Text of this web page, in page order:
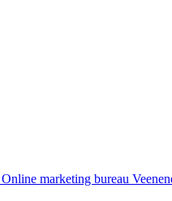
Online marketing bureau